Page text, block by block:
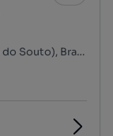
Braga (São José de São Lázaro e São João do Souto), Braga, Braga